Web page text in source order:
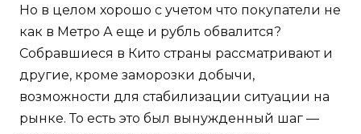
Но в целом хорошо с учетом что покупатели не
как в Метро А еще и рубль обвалится?
Собравшиеся в Кито страны рассматривают и
другие, кроме заморозки добычи,
возможности для стабилизации ситуации на
рынке. То есть это был вынужденный шаг —